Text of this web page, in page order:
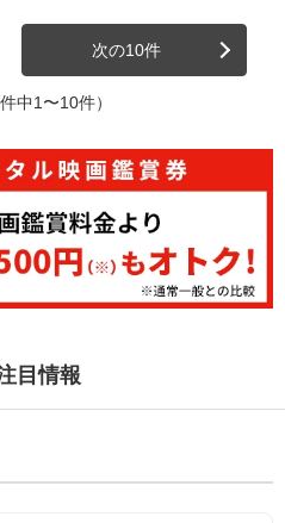
次の10件
中1〜10件）
目情報